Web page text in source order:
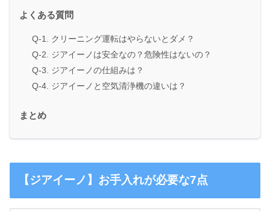
よくある質問
Q-1. クリーニング運転はやらないとダメ？
Q-2. ジアイーノは安全なの？危険性はないの？
Q-3. ジアイーノの仕組みは？
Q-4. ジアイーノと空気清浄機の違いは？
まとめ
【ジアイーノ】お手入れが必要な7点